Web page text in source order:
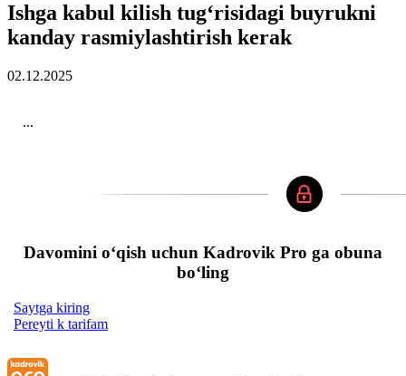
Ishga kabul kilish tugʻrisidagi buyrukni
kanday rasmiylashtirish kerak
02.12.2025
...
Davomini oʻqish uchun Kadrovik Pro ga obuna
boʻling
Saytga kiring
Pereyti k tarifam